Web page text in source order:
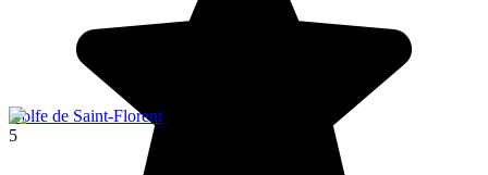
Golfe de Saint-Florent
5